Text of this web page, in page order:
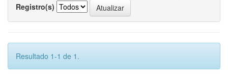
Registro(s)
Resultado 1-1 de 1.